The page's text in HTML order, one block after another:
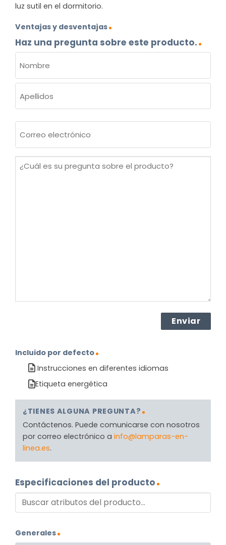
luz sutil en el dormitorio.
Ventajas y desventajas
Haz una pregunta sobre este producto.
(OBLIGATORIO)
Nombre
electrónico
¿Cuál
Incluido por defecto
Instrucciones en diferentes idiomas
Etiqueta energética
¿TIENES ALGUNA PREGUNTA?
Contáctenos. Puede comunicarse con nosotros
por correo electrónico a info@lamparas-en-
linea.es.
Especificaciones del producto
Generales